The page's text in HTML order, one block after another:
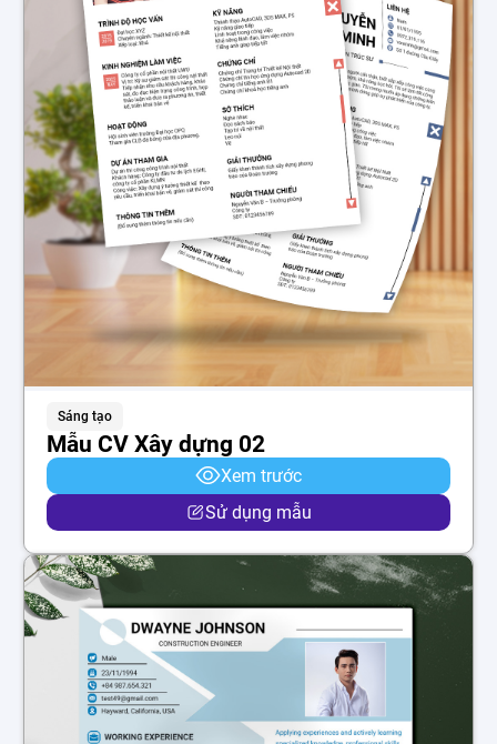
Sáng tạo
Mẫu CV Xây dựng 02
Xem trước
Sử dụng mẫu